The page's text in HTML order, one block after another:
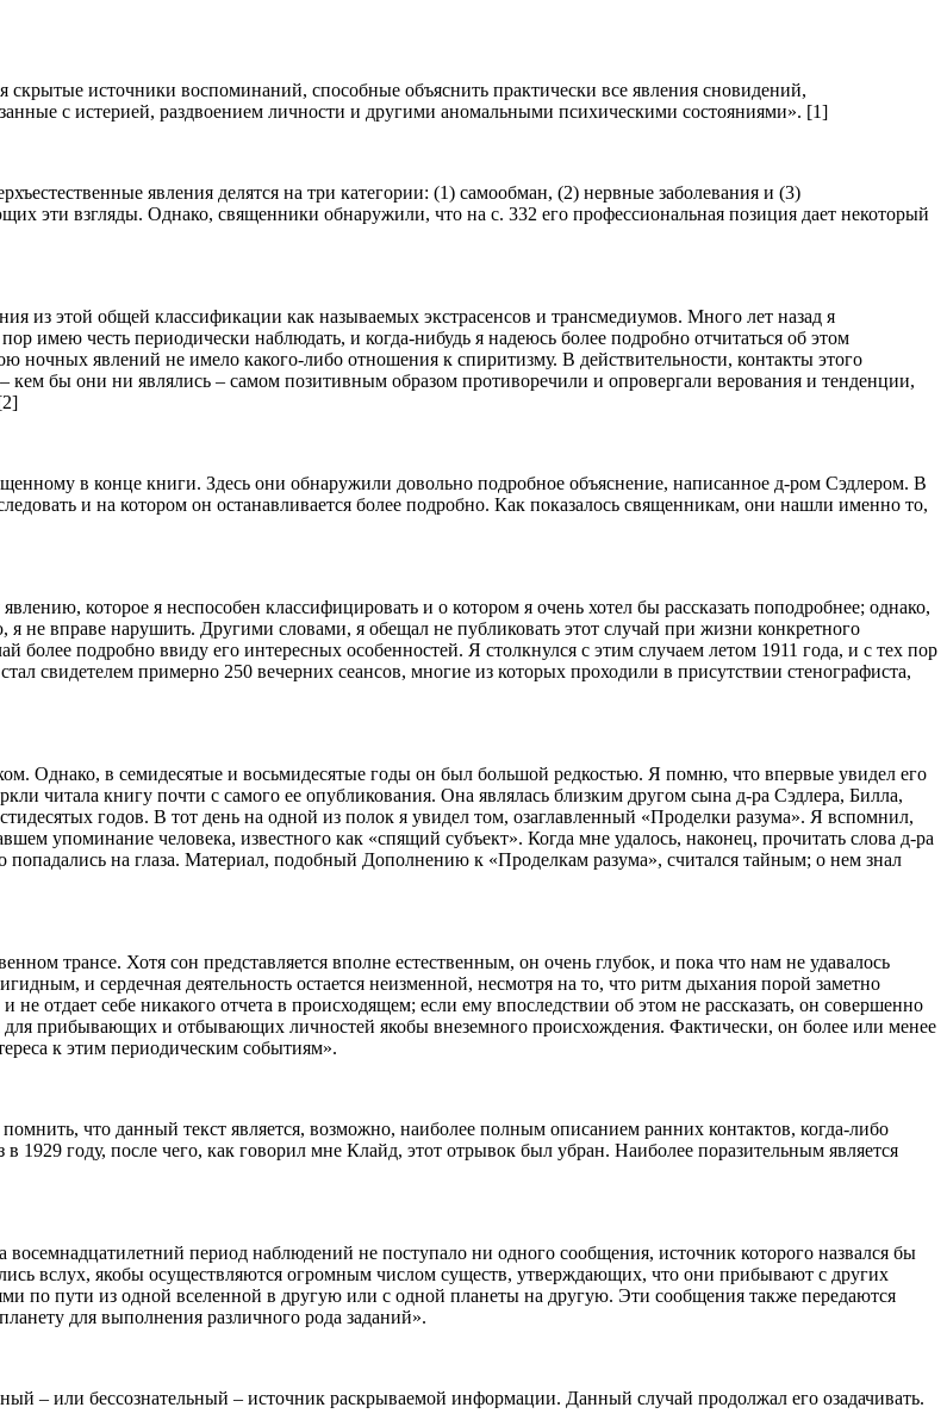
источники воспоминаний, способные объяснить практически все явления сновидений,
с истерией, раздвоением личности и другими аномальными психическими состояниями». [1]
явления делятся на три категории: (1) самообман, (2) нервные заболевания и (3)
эти взгляды. Однако, священники обнаружили, что на с. 332 его профессиональная позиция дает некоторый
из этой общей классификации как называемых экстрасенсов и трансмедиумов. Много лет назад я
имею честь периодически наблюдать, и когда-нибудь я надеюсь более подробно отчитаться об этом
ночных явлений не имело какого-либо отношения к спиритизму. В действительности, контакты этого
бы они ни являлись – самом позитивным образом противоречили и опровергали верования и тенденции,
в конце книги. Здесь они обнаружили довольно подробное объяснение, написанное д-ром Сэдлером. В
и на котором он останавливается более подробно. Как показалось священникам, они нашли именно то,
которое я неспособен классифицировать и о котором я очень хотел бы рассказать поподробнее; однако,
не вправе нарушить. Другими словами, я обещал не публиковать этот случай при жизни конкретного
более подробно ввиду его интересных особенностей. Я столкнулся с этим случаем летом 1911 года, и с тех пор
свидетелем примерно 250 вечерних сеансов, многие из которых проходили в присутствии стенографиста,
Однако, в семидесятые и восьмидесятые годы он был большой редкостью. Я помню, что впервые увидел его
читала книгу почти с самого ее опубликования. Она являлась близким другом сына д-ра Сэдлера, Билла,
годов. В тот день на одной из полок я увидел том, озаглавленный «Проделки разума». Я вспомнил,
упоминание человека, известного как «спящий субъект». Когда мне удалось, наконец, прочитать слова д-ра
попадались на глаза. Материал, подобный Дополнению к «Проделкам разума», считался тайным; о нем знал
трансе. Хотя сон представляется вполне естественным, он очень глубок, и пока что нам не удавалось
и сердечная деятельность остается неизменной, несмотря на то, что ритм дыхания порой заметно
не отдает себе никакого отчета в происходящем; если ему впоследствии об этом не рассказать, он совершенно
для прибывающих и отбывающих личностей якобы внеземного происхождения. Фактически, он более или менее
к этим периодическим событиям».
что данный текст является, возможно, наиболее полным описанием ранних контактов, когда-либо
году, после чего, как говорил мне Клайд, этот отрывок был убран. Наиболее поразительным является
период наблюдений не поступало ни одного сообщения, источник которого назвался бы
вслух, якобы осуществляются огромным числом существ, утверждающих, что они прибывают с других
по пути из одной вселенной в другую или с одной планеты на другую. Эти сообщения также передаются
для выполнения различного рода заданий».
– или бессознательный – источник раскрываемой информации. Данный случай продолжал его озадачивать.